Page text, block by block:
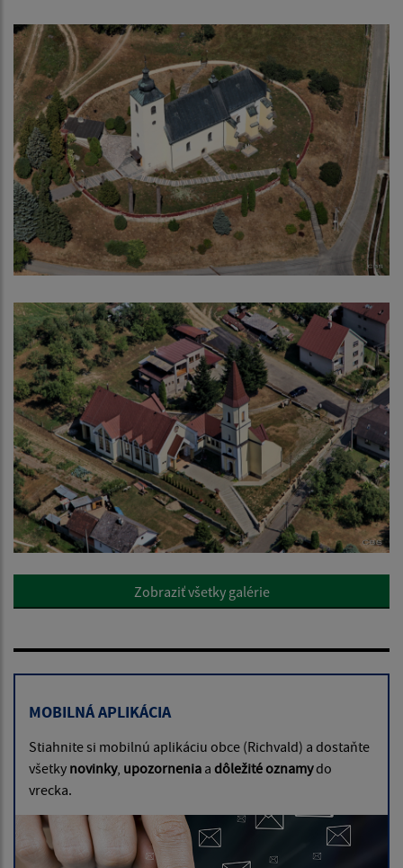
Zobraziť všetky galérie
MOBILNÁ APLIKÁCIA
Stiahnite si mobilnú aplikáciu obce (Richvald) a dostaňte
všetky novinky, upozornenia a dôležité oznamydo
vrecka.